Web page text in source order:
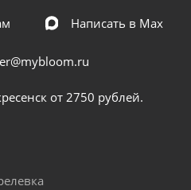
Написать в Мах
от 2750 рублей.